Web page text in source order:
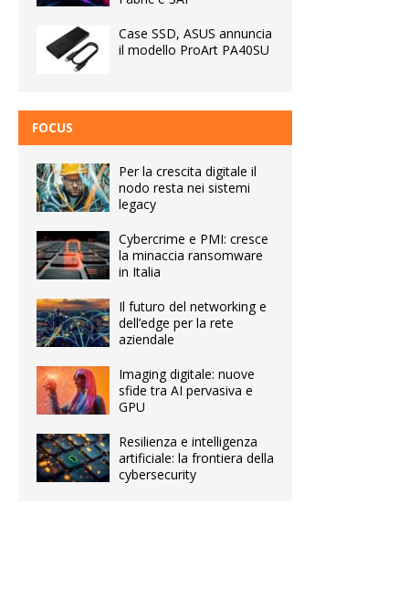
Case SSD, ASUS annuncia
il modello ProArt PA40SU
FOCUS
Per la crescita digitale il
nodo resta nei sistemi
legacy
Cybercrime e PMI: cresce
la minaccia ransomware
in Italia
Il futuro del networking e
dell’edge per la rete
aziendale
Imaging digitale: nuove
sfide tra AI pervasiva e
GPU
Resilienza e intelligenza
artificiale: la frontiera della
cybersecurity